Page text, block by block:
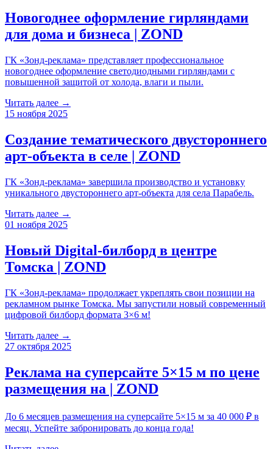
Новогоднее оформление гирляндами
для дома и бизнеса | ZOND
ГК «Зонд-реклама» представляет профессиональное
новогоднее оформление светодиодными гирляндами с
повышенной защитой от холода, влаги и пыли.
Читать далее →
15 ноября 2025
Создание тематического двустороннего
арт-объекта в селе | ZOND
ГК «Зонд-реклама» завершила производство и установку
уникального двустороннего арт-объекта для села Парабель.
Читать далее →
01 ноября 2025
Новый Digital-билборд в центре
Томска | ZOND
ГК «Зонд-реклама» продолжает укреплять свои позиции на
рекламном рынке Томска. Мы запустили новый современный
цифровой билборд формата 3×6 м!
Читать далее →
27 октября 2025
Реклама на суперсайте 5×15 м по цене
размещения на | ZOND
До 6 месяцев размещения на суперсайте 5×15 м за 40 000 ₽ в
месяц. Успейте забронировать до конца года!